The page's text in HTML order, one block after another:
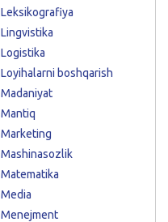
Leksikografiya
Lingvistika
Logistika
Loyihalarni boshqarish
Madaniyat
Mantiq
Marketing
Mashinasozlik
Matematika
Media
Menejment